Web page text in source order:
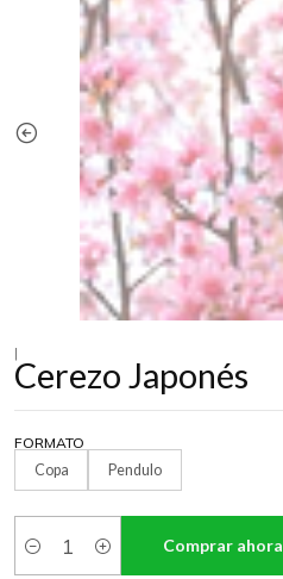
|
Cerezo Japonés
FORMATO
Copa
Pendulo
Cantidad
Comprar ahora